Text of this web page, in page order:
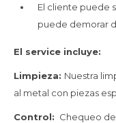
El cliente puede
puede demorar
El service incluye:
Limpieza: Nuestra
al metal con piezas
Control: Chequeo de